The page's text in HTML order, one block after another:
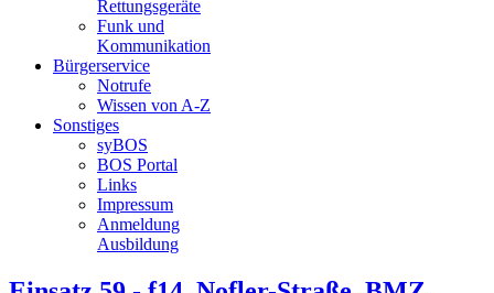
Rettungsgeräte
Funk und
Kommunikation
Bürgerservice
Notrufe
Wissen von A-Z
Sonstiges
syBOS
BOS Portal
Links
Impressum
Anmeldung
Ausbildung